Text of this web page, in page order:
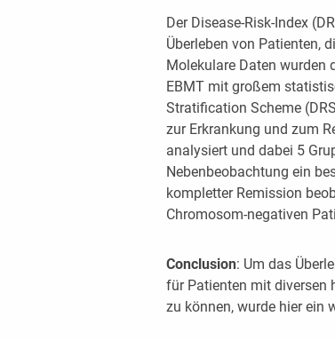
Der Disease-Risk-Index
Überleben von Patienten,
Molekulare Daten wurden
EBMT mit großem
Stratification Scheme
zur Erkrankung und zum
analysiert und dabei 5
Nebenbeobachtung ein
kompletter Remission
Chromosom-negativen
Conclusion: Um das
für Patienten mit diversen
zu können, wurde hier ein